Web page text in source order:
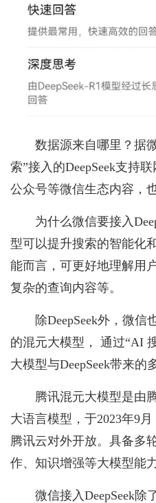
数据源来自哪里？据
索”接入的DeepSeek支持
公众号等微信生态内容，
为什么微信要接入
型可以提升搜索的智能化
能而言，可更好地理解用
复杂的查询内容等。
除DeepSeek外，微信
的混元大模型， 通过“AI
大模型与DeepSeek带来的
腾讯混元大模型是由
大语言模型，于2023年9
腾讯云对外开放。具备多
作、知识增强等大模型能力
微信接入DeepSeek除